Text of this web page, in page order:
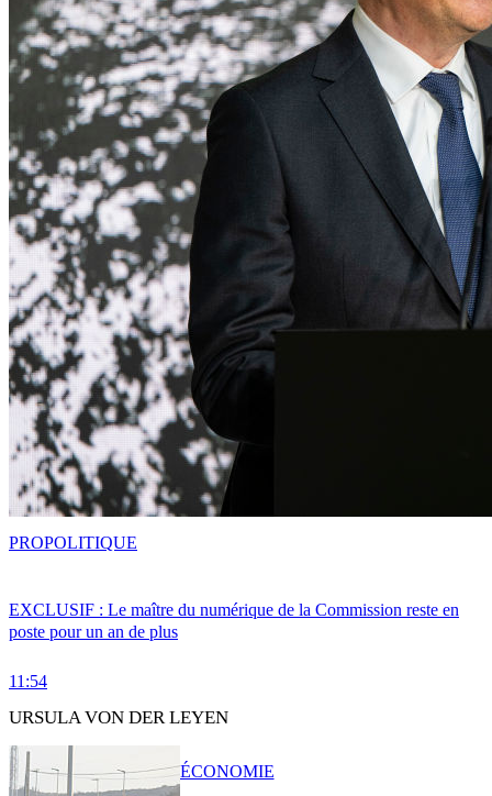
EXCLUSIF : Le maître du numérique de la Commission reste en
poste pour un an de plus
11:54
PROPOLITIQUE
URSULA VON DER LEYEN
ÉCONOMIE